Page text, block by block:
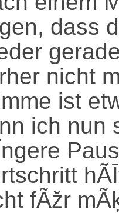
dass
nicht
ist
ich nun
fÃžr